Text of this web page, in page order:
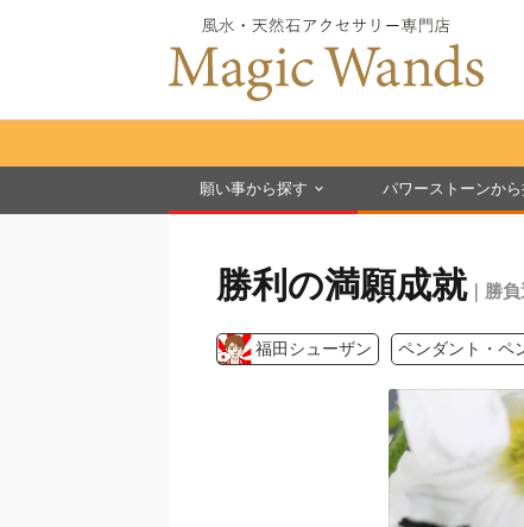
願い事から探す パワーストーンから
勝利の満願成就｜勝
福田シューザン ペンダント・ペ